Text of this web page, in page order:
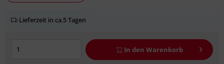
Lieferzeit in ca.5 Tagen
In den Warenkorb